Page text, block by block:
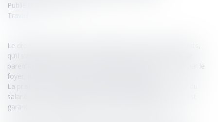
Publié le :
Travail
Le droit du travail offre la possibilité pour les salariés parents,
qu’il s’agisse des pères ou des mères, de prendre un congé
parental afin de s’occuper de l'enfant à naître ou accueilli par le
foyer, dans le cadre d’une procédure d’adoption.
La prise de ce congé a pour effet de suspendre le contrat du
salarié, qui ne reçoit plus de salaire par l’entreprise, mais est
garantie de réintégrer son poste à l’issue du congé.